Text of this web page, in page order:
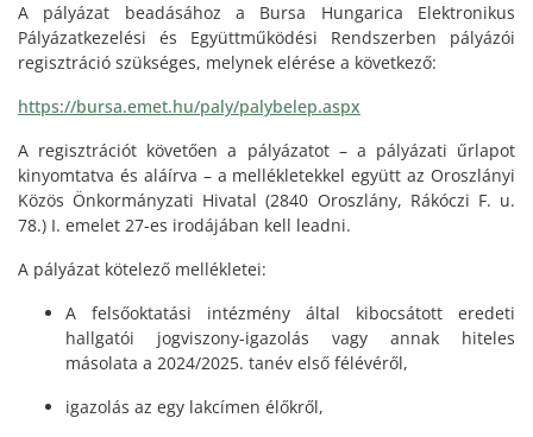
A pályázat beadásához a Bursa Hungarica Elektronikus
Pályázatkezelési és Együttműködési Rendszerben pályázói
regisztráció szükséges, melynek elérése a következő:
https://bursa.emet.hu/paly/palybelep.aspx
A regisztrációt követően a pályázatot – a pályázati űrlapot
kinyomtatva és aláírva – a mellékletekkel együtt az Oroszlányi
Közös Önkormányzati Hivatal (2840 Oroszlány, Rákóczi F. u.
78.) I. emelet 27-es irodájában kell leadni.
A pályázat kötelező mellékletei:
A felsőoktatási intézmény által kibocsátott eredeti
hallgatói jogviszony-igazolás vagy annak hiteles
másolata a 2024/2025. tanév első félévéről,
igazolás az egy lakcímen élőkről,